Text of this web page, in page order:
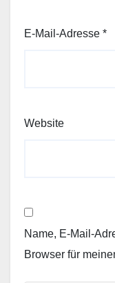
E-Mail-Adresse *
Website
Name, E-Mail-
Browser für